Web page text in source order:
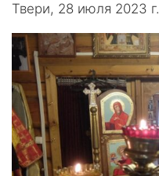
Твери, 28 июля 2023 г.